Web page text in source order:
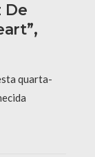
De
quarta-